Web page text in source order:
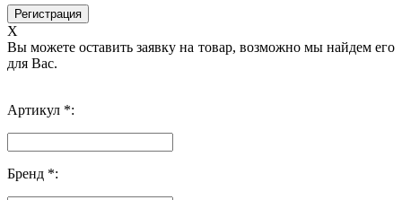
X
Вы можете оставить заявку на товар, возможно мы найдем его
для Вас.
Артикул *:
Бренд *: